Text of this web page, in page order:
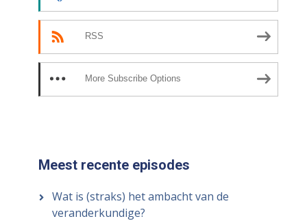
RSS
More Subscribe Options
Meest recente episodes
Wat is (straks) het ambacht van de
veranderkundige?